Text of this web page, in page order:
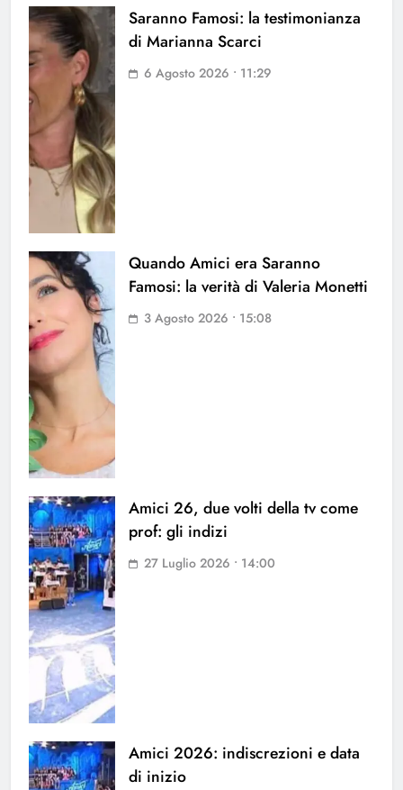
Saranno Famosi: la testimonianza
di Marianna Scarci
6 Agosto 2026 • 11:29
Quando Amici era Saranno
Famosi: la verità di Valeria Monetti
3 Agosto 2026 • 15:08
Amici 26, due volti della tv come
prof: gli indizi
27 Luglio 2026 • 14:00
Amici 2026: indiscrezioni e data
di inizio